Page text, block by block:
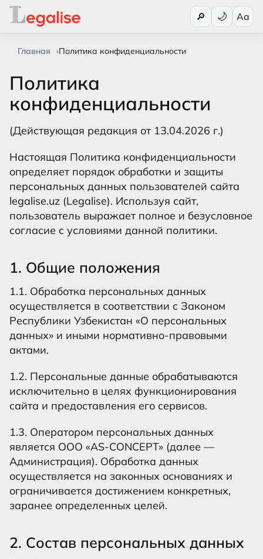
🔎 Aa
Главная Политика конфиденциальности
Политика
конфиденциальности
(Действующая редакция от 13.04.2026 г.)
Настоящая Политика конфиденциальности
определяет порядок обработки и защиты
персональных данных пользователей сайта
legalise.uz (Legalise). Используя сайт,
пользователь выражает полное и безусловное
согласие с условиями данной политики.
1. Общие положения
1.1. Обработка персональных данных
осуществляется в соответствии с Законом
Республики Узбекистан «О персональных
данных» и иными нормативно-правовыми
актами.
1.2. Персональные данные обрабатываются
исключительно в целях функционирования
сайта и предоставления его сервисов.
1.3. Оператором персональных данных
является ООО «AS-CONCEPT» (далее —
Администрация). Обработка данных
осуществляется на законных основаниях и
ограничивается достижением конкретных,
заранее определенных целей.
2. Состав персональных данных